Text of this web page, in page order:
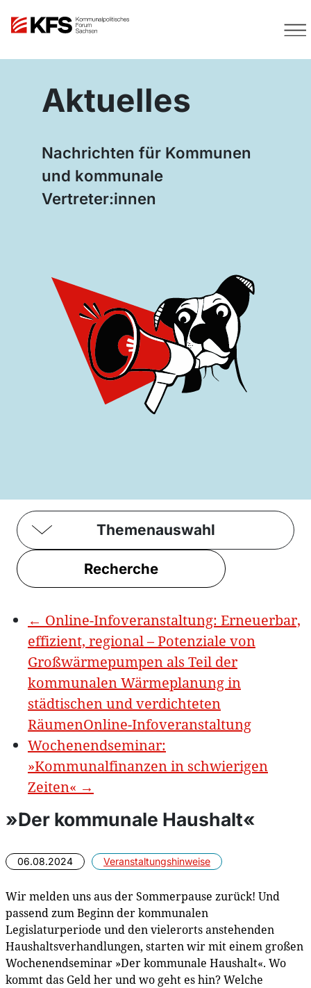
Aktuelles
Nachrichten für Kommunen
und kommunale
Vertreter:innen
Themenauswahl
Recherche
← Online-Infoveranstaltung: Erneuerbar,
effizient, regional – Potenziale von
Großwärmepumpen als Teil der
kommunalen Wärmeplanung in
städtischen und verdichteten
RäumenOnline-Infoveranstaltung
Wochenendseminar:
»Kommunalfinanzen in schwierigen
Zeiten« →
»Der kommunale Haushalt«
06.08.2024 Veranstaltungshinweise
Wir melden uns aus der Sommerpause zurück! Und
passend zum Beginn der kommunalen
Legislaturperiode und den vielerorts anstehenden
Haushaltsverhandlungen, starten wir mit einem großen
Wochenendseminar »Der kommunale Haushalt«. Wo
kommt das Geld her und wo geht es hin? Welche